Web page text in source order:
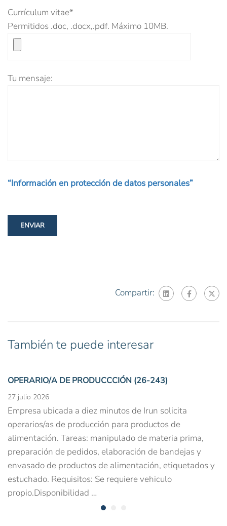
Currículum vitae*
Permitidos .doc, .docx,.pdf. Máximo 10MB.
Tu mensaje:
“Información en protección de datos personales”
Compartir:
También te puede interesar
OPERARIO/A DE PRODUCCCIÓN (26-243)
27 julio 2026
Empresa ubicada a diez minutos de Irun solicita
operarios/as de producción para productos de
alimentación. Tareas: manipulado de materia prima,
preparación de pedidos, elaboración de bandejas y
envasado de productos de alimentación, etiquetados y
estuchado. Requisitos: Se requiere vehiculo
propio.Disponibilidad …